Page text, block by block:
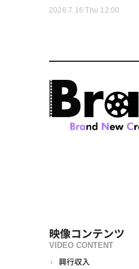
2026.7.16 Thu 12:00
映像コンテンツ
VIDEO CONTENT
興行収入